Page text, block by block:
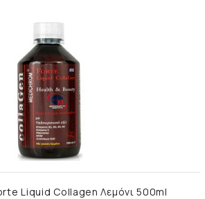
Liquid Collagen Λεμόνι 500ml